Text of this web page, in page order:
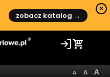
zobacz katalog →
×